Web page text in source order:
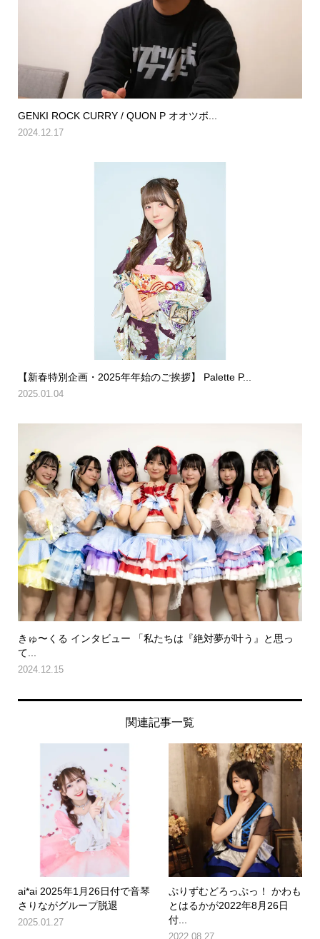
GENKI ROCK CURRY / QUON P オオツボ...
2024.12.17
【新春特別企画・2025年年始のご挨拶】 Palette P...
2025.01.04
きゅ〜くる インタビュー 「私たちは『絶対夢が叶う』と思っ
て...
2024.12.15
関連記事一覧
ai*ai 2025年1月26日付で音琴
さりながグループ脱退
2025.01.27
ぷりずむどろっぷっ！ かわも
とはるかが2022年8月26日
付...
2022.08.27